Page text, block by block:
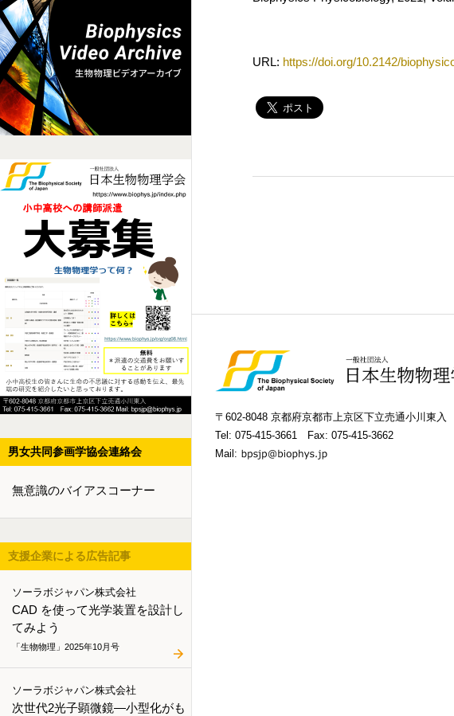
男女共同参画学協会連絡会
無意識のバイアスコーナー
支援企業による広告記事
ソーラボジャパン株式会社
CAD を使って光学装置を設計し
てみよう
「生物物理」2025年10月号
ソーラボジャパン株式会社
次世代2光子顕微鏡―小型化がも
URL: https://doi.org/10.2142/
〒602-8048 京都府京都市上京区下立売通小川東入
Tel: 075-415-3661 Fax: 075-415-3662
Mail: